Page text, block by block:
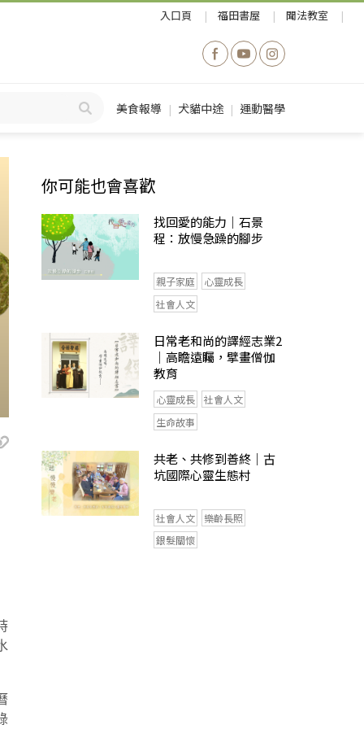
入口頁 福田書屋 聞法教室
美食報導 犬貓中途 運動醫學
你可能也會喜歡
找回愛的能力｜石景
程：放慢急躁的腳步
親子家庭
心靈成長
社會人文
日常老和尚的譯經志業2
｜高瞻遠矚，擘畫僧伽
教育
心靈成長
社會人文
生命故事
共老、共修到善終｜古
坑國際心靈生態村
社會人文
樂齡長照
銀髮關懷